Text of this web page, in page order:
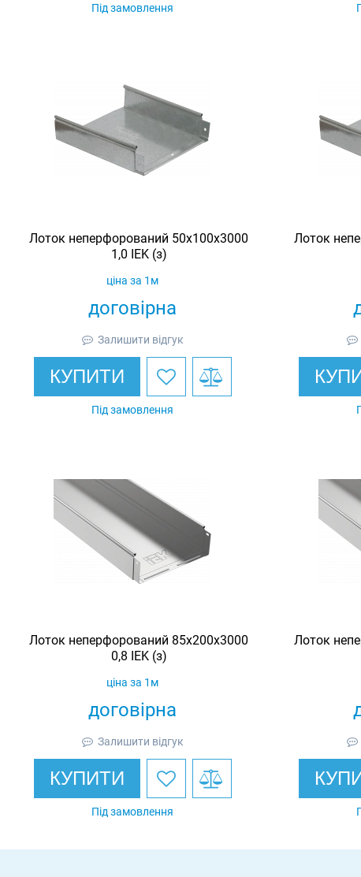
Під замовлення
Лоток неперфорований 50х100х3000
1,0 IEK (з)
договірна
ціна за 1м
Залишити відгук
КУПИТИ
Під замовлення
Лоток
Лоток неперфорований 85х200х3000
0,8 IEK (з)
договірна
ціна за 1м
Залишити відгук
КУПИТИ
Під замовлення
Лоток